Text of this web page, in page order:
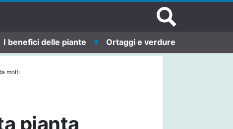
I benefici delle piante Ortaggi e verdure
molti
pianta